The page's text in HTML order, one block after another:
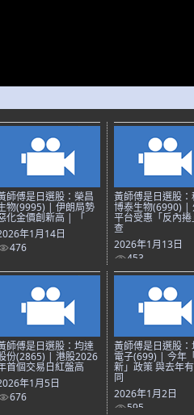
師傅是日選股：榮昌
物(9995) | 伊朗局勢
化金價創新高 | 「
年1月14日
476
黃師傅是日選股：
博泰生物(6990) |
平台受惠「反內捲
查
2026年1月13日
453
師傅是日選股：均達
份(2865) | 港股2026
首個交易日紅盤高
年1月5日
676
黃師傅是日選股：
電子(699) | 今年
新」政策 與去年
同
2026年1月2日
595